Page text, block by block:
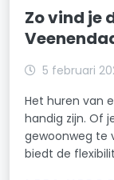
Zo vind je
5 februari
Het huren van
handig zijn. Of
gewoonweg te
biedt de